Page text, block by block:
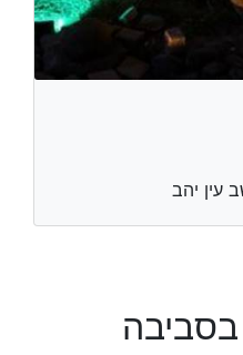
בסביבה